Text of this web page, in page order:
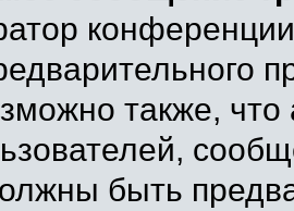
также, что
быть